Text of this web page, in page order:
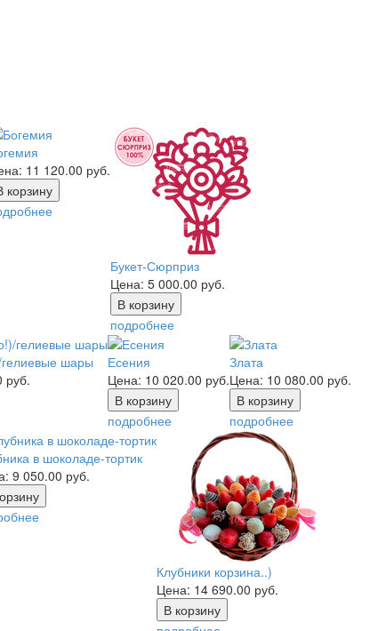
11 120.00 руб.
Букет-Сюрприз
Цена: 5 000.00 руб.
подробнее
шары
руб.
Есения
Цена: 10 020.00 руб.
подробнее
Злата
Цена: 10 080.00 руб.
подробнее
в шоколаде-тортик
9 050.00 руб.
Клубники корзина..)
Цена: 14 690.00 руб.